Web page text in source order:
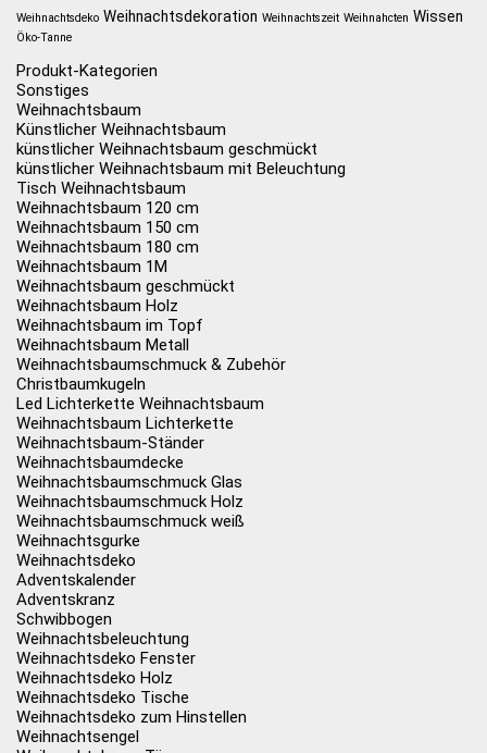
Weihnachtsdeko Weihnachtsdekoration Weihnachtszeit Weihnahcten Wissen
Öko-Tanne
Produkt-Kategorien
Sonstiges
Weihnachtsbaum
Künstlicher Weihnachtsbaum
künstlicher Weihnachtsbaum geschmückt
künstlicher Weihnachtsbaum mit Beleuchtung
Tisch Weihnachtsbaum
Weihnachtsbaum 120 cm
Weihnachtsbaum 150 cm
Weihnachtsbaum 180 cm
Weihnachtsbaum 1M
Weihnachtsbaum geschmückt
Weihnachtsbaum Holz
Weihnachtsbaum im Topf
Weihnachtsbaum Metall
Weihnachtsbaumschmuck & Zubehör
Christbaumkugeln
Led Lichterkette Weihnachtsbaum
Weihnachtsbaum Lichterkette
Weihnachtsbaum-Ständer
Weihnachtsbaumdecke
Weihnachtsbaumschmuck Glas
Weihnachtsbaumschmuck Holz
Weihnachtsbaumschmuck weiß
Weihnachtsgurke
Weihnachtsdeko
Adventskalender
Adventskranz
Schwibbogen
Weihnachtsbeleuchtung
Weihnachtsdeko Fenster
Weihnachtsdeko Holz
Weihnachtsdeko Tische
Weihnachtsdeko zum Hinstellen
Weihnachtsengel